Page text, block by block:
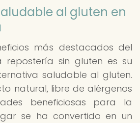
al gluten en
más destacados del
sin gluten es su
saludable al gluten.
natural, libre de alérgenos
beneficiosas para la
se ha convertido en un